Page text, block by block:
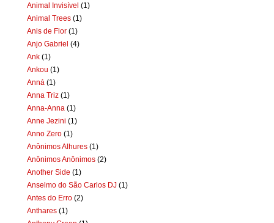
Animal Invisível (1)
Animal Trees (1)
Anis de Flor (1)
Anjo Gabriel (4)
Ank (1)
Ankou (1)
Anná (1)
Anna Triz (1)
Anna-Anna (1)
Anne Jezini (1)
Anno Zero (1)
Anônimos Alhures (1)
Anônimos Anônimos (2)
Another Side (1)
Anselmo do São Carlos DJ (1)
Antes do Erro (2)
Anthares (1)